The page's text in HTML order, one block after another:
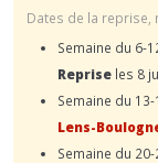
Dates de la reprise,
Semaine du 6-
Reprise les 8
Semaine du
Lens-
Semaine du